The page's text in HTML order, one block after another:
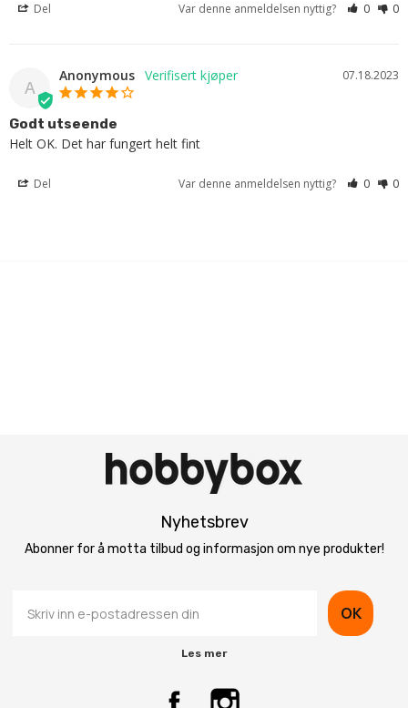
Del Var denne anmeldelsen nyttig? 0 0
A
07.18.2023
Anonymous
Godt utseende
Helt OK. Det har fungert helt fint
Del Var denne anmeldelsen nyttig? 0 0
Nyhetsbrev
Abonner for å motta tilbud og informasjon om nye produkter!
OK
Les mer